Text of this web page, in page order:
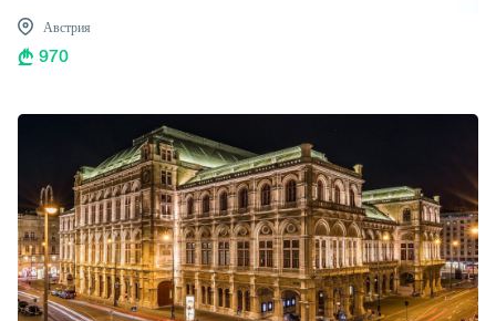
Австрия
970